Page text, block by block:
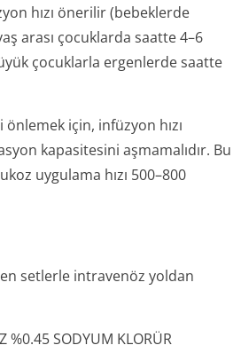
hızı önerilir (bebeklerde
arası çocuklarda saatte 4–6
çocuklarla ergenlerde saatte
için, infüzyon hızı
kapasitesini aşmamalıdır. Bu
uygulama hızı 500–800
setlerle intravenöz yoldan
%0.45 SODYUM KLORÜR